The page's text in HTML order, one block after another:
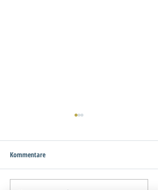
Kommentare